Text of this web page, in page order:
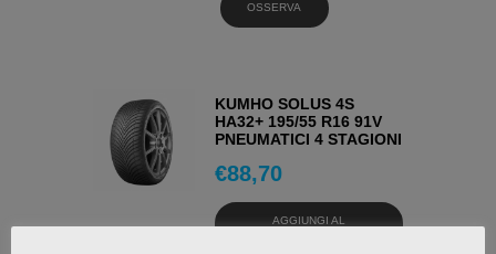
OSSERVA
KUMHO SOLUS 4S
HA32+ 195/55 R16 91V
PNEUMATICI 4 STAGIONI
€88,70
AGGIUNGI AL